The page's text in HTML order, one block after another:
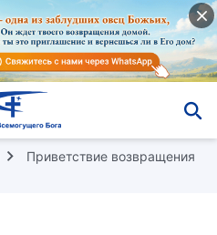
Приветствие возвращения